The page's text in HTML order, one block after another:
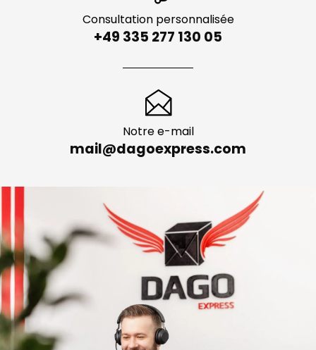
+49 335 277 130 05
mail@dagoexpress.com